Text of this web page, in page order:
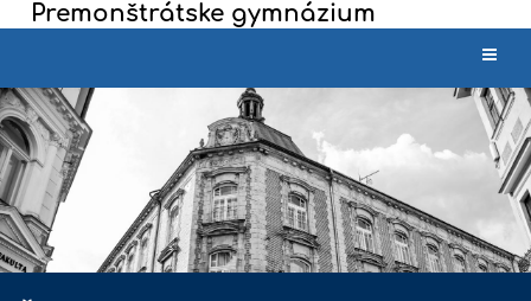
Premonštrátske gymnázium
Úvod